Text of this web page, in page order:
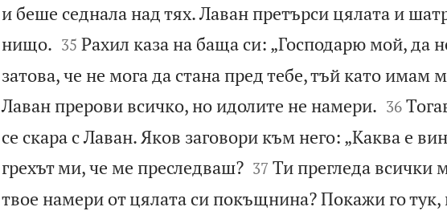
и беше седнала над тях. Лаван претърси цялата и
нищо.
35 Рахил каза на баща си: „Господарю мой, да
затова, че не мога да стана пред тебе, тъй като имам
Лаван прерови всичко, но идолите не намери.
36
се скара с Лаван. Яков заговори към него: „Каква е
грехът ми, че ме преследваш?
37 Ти прегледа всички
твое намери от цялата си покъщнина? Покажи го